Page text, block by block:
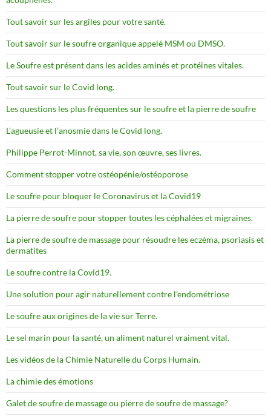
Tout savoir sur les argiles pour votre santé.
Tout savoir sur le soufre organique appelé MSM ou DMSO.
Le Soufre est présent dans les acides aminés et protéines vitales.
Tout savoir sur le Covid long.
Les questions les plus fréquentes sur le soufre et la pierre de soufre
L’agueusie et l’anosmie dans le Covid long.
Philippe Perrot-Minnot, sa vie, son œuvre, ses livres.
Comment stopper votre ostéopénie/ostéoporose
Le soufre pour bloquer le Coronavirus et la Covid19
La pierre de soufre pour stopper toutes les céphalées et migraines.
La pierre de soufre de massage pour résoudre les eczéma, psoriasis et
dermatites
Le soufre contre la Covid19.
Une solution pour agir naturellement contre l’endométriose
Le soufre aux origines de la vie sur Terre.
Le sel marin pour la santé, un aliment naturel vraiment vital.
Les vidéos de la Chimie Naturelle du Corps Humain.
La chimie des émotions
Galet de soufre de massage ou pierre de soufre de massage?